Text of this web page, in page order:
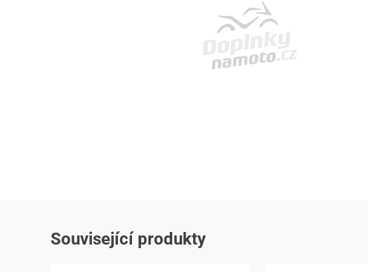
Související produkty